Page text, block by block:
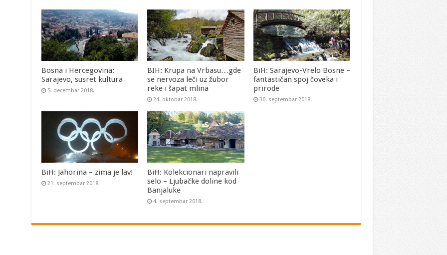
Bosna i Hercegovina:
Sarajevo, susret kultura
5. decembar 2018.
BIH: Krupa na Vrbasu…gde
se nervoza leči uz žubor
reke i šapat mlina
24. oktobar 2018.
BiH: Sarajevo-Vrelo Bosne –
fantastičan spoj čoveka i
prirode
30. septembar 2018.
BiH: Jahorina – zima je lav!
21. septembar 2018.
BiH: Kolekcionari napravili
selo – Ljubačke doline kod
Banjaluke
4. septembar 2018.